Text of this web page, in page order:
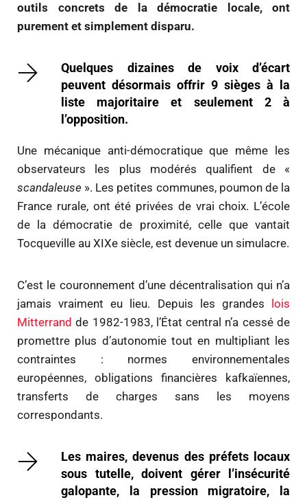
outils concrets de la démocratie locale, ont
purement et simplement disparu.
Quelques dizaines de voix d’écart
peuvent désormais offrir 9 sièges à la
liste majoritaire et seulement 2 à
l’opposition.
Une mécanique anti-démocratique que même les
observateurs les plus modérés qualifient de «
scandaleuse ». Les petites communes, poumon de la
France rurale, ont été privées de vrai choix. L’école
de la démocratie de proximité, celle que vantait
Tocqueville au XIXe siècle, est devenue un simulacre.
C’est le couronnement d’une décentralisation qui n’a
jamais vraiment eu lieu. Depuis les grandes
lois
Mitterrand de 1982-1983, l’État central n’a cessé de
promettre plus d’autonomie tout en multipliant les
contraintes : normes environnementales
européennes, obligations financières kafkaïennes,
transferts de charges sans les moyens
correspondants.
Les maires, devenus des préfets locaux
sous tutelle, doivent gérer l’insécurité
galopante, la pression migratoire, la